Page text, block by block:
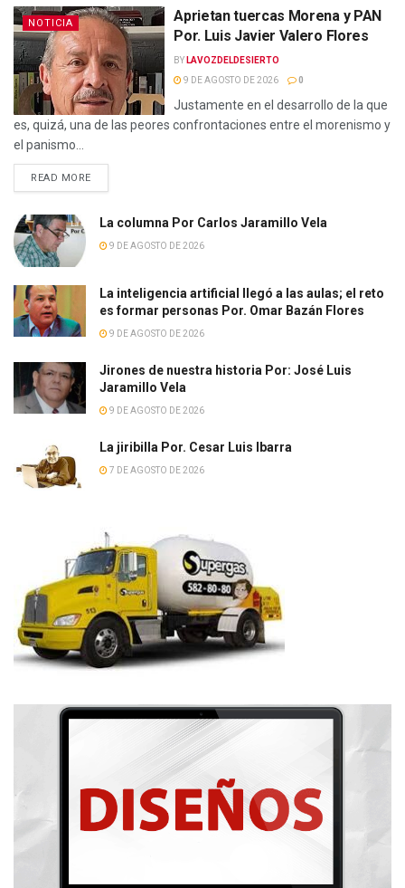
NOTICIA
Aprietan tuercas Morena y PAN
Por. Luis Javier Valero Flores
BY LAVOZDELDESIERTO
9 DE AGOSTO DE 2026
0
Justamente en el desarrollo de la que
es, quizá, una de las peores confrontaciones entre el morenismo y
el panismo...
READ MORE
La columna Por Carlos Jaramillo Vela
9 DE AGOSTO DE 2026
La inteligencia artificial llegó a las aulas; el reto
es formar personas Por. Omar Bazán Flores
9 DE AGOSTO DE 2026
Jirones de nuestra historia Por: José Luis
Jaramillo Vela
9 DE AGOSTO DE 2026
La jiribilla Por. Cesar Luis Ibarra
7 DE AGOSTO DE 2026